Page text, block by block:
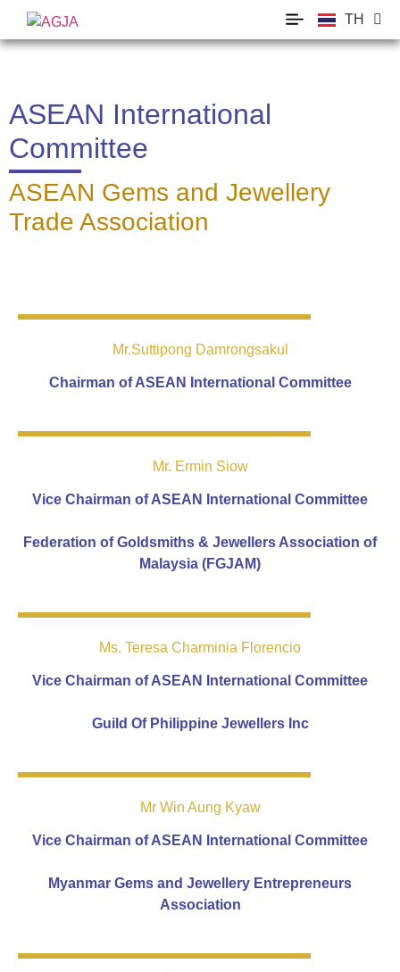
TH
EN
ASEAN International
Committee
ASEAN Gems and Jewellery
Trade Association
Mr.Suttipong Damrongsakul
Chairman of ASEAN International Committee
Mr. Ermin Siow
Vice Chairman of ASEAN International Committee
Federation of Goldsmiths & Jewellers Association of
Malaysia (FGJAM)
Ms. Teresa Charminia Florencio
Vice Chairman of ASEAN International Committee
Guild Of Philippine Jewellers Inc
Mr Win Aung Kyaw
Vice Chairman of ASEAN International Committee
Myanmar Gems and Jewellery Entrepreneurs
Association